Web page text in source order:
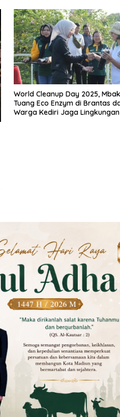
World Cleanup Day 2025,
Tuang Eco Enzym di Brantas
Warga Kediri Jaga Lingkungan